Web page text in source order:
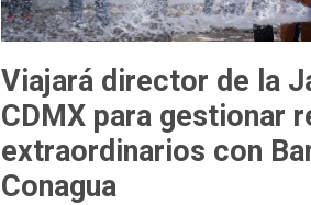
Viajará director de la
CDMX para gestionar
extraordinarios con
Conagua